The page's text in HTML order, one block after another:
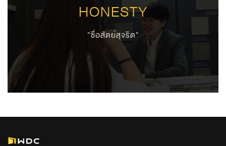
HONESTY
"ซื่อสัตย์สุจริต"